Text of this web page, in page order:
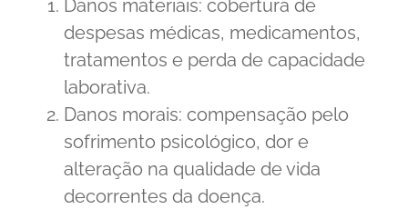
Danos materiais: cobertura de
despesas médicas, medicamentos,
tratamentos e perda de capacidade
laborativa.
Danos morais: compensação pelo
sofrimento psicológico, dor e
alteração na qualidade de vida
decorrentes da doença.